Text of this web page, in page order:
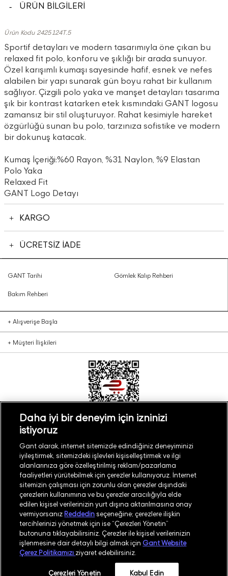
ÜRÜN BİLGİLERİ
Ürün Kodu 2425124T.5
Sportif detayları ve modern tasarımıyla öne çıkan bu
relaxed fit polo, konforu ve şıklığı bir arada sunuyor.
Özel karışımlı kumaşı sayesinde hafif, esnek ve nefes
alabilen bir yapı sunarak gün boyu rahat bir kullanım
sağlıyor. Çizgili polo yaka ve manşet detayları tasarıma
şık bir kontrast katarken etek kısmındaki GANT logosu
zamansız bir stil oluşturuyor. Rahat kesimiyle hareket
özgürlüğü sunan bu polo, tarzınıza sofistike ve modern
bir dokunuş katacak.
Kumaş İçeriği:%60 Rayon, %31 Naylon, %9 Elastan
Polo Yaka
Relaxed Fit
GANT Logo Detayı
KARGO
ÜCRETSİZ İADE
GANT Tarihi Gömlek Kalıp Rehberi
Bakım Rehberi
+ Alışverişe Başla
+ Müşteri İlişkileri
Türkiye Mağaza Bul
©2026GANT
İşlem Rehberi Site Haritası
Güvenlik Politikası Kullanım Koşulları
Whatsapp Aydınlatma Metni
Daha iyi bir deneyim için izninizi
istiyoruz
Gant olarak, internet sitemizde edindiğiniz deneyiminizi
iyileştirmek, sitemizdeki işlevleri kişiselleştirmek ve ilgi
alanlarınıza göre özelleştirilmiş reklam/pazarlama
faaliyetleri yürütebilmek için çerezler kullanıyoruz. İnternet
sitemizin çalışması için zorunlu olan çerezler dışındaki
çerezlerin kullanımına ve bu çerezler aracılığıyla elde
edilen kişisel verilerinizin yurt dışına aktarılmasına onay
vermiyorsanız Reddedin seçeneğine; çerezlere ilişkin
tercihlerinizi yönetmek için ise “Çerezleri Yönetin”
butonuna tıklayabilirsiniz. Çerezler ile kişisel verilerinizin
işlenmesine dair detaylı bilgi almak için Gant Website
Çerez Politikamızı ziyaret edebilirsiniz.
Çerezleri Yönetin Kabul Edin